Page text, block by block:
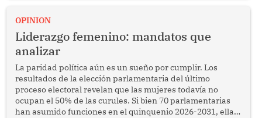
OPINION
Liderazgo femenino: mandatos que
analizar
La paridad política aún es un sueño por cumplir. Los
resultados de la elección parlamentaria del último
proceso electoral revelan que las mujeres todavía no
ocupan el 50% de las curules. Si bien 70 parlamentarias
han asumido funciones en el quinquenio 2026-2031, ellas